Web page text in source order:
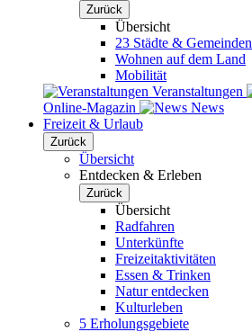
Zurück
Übersicht
23 Städte & Gemeinden
Wohnen auf dem Land
Mobilität
Veranstaltungen
Online-Magazin
News
Freizeit & Urlaub
Zurück
Übersicht
Entdecken & Erleben
Zurück
Übersicht
Radfahren
Unterkünfte
Freizeitaktivitäten
Essen & Trinken
Natur entdecken
Kulturleben
5 Erholungsgebiete